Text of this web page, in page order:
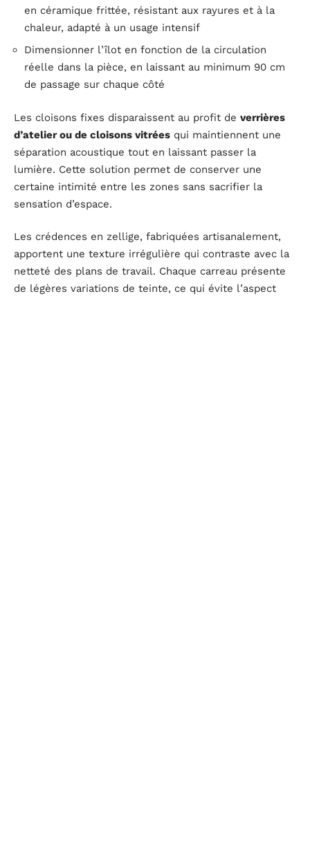
en céramique frittée, résistant aux rayures et à la
chaleur, adapté à un usage intensif
Dimensionner l’îlot en fonction de la circulation
réelle dans la pièce, en laissant au minimum 90 cm
de passage sur chaque côté
Les cloisons fixes disparaissent au profit de verrières
d’atelier ou de cloisons vitrées qui maintiennent une
séparation acoustique tout en laissant passer la
lumière. Cette solution permet de conserver une
certaine intimité entre les zones sans sacrifier la
sensation d’espace.
Les crédences en zellige, fabriquées artisanalement,
apportent une texture irrégulière qui contraste avec la
netteté des plans de travail. Chaque carreau présente
de légères variations de teinte, ce qui évite l’aspect